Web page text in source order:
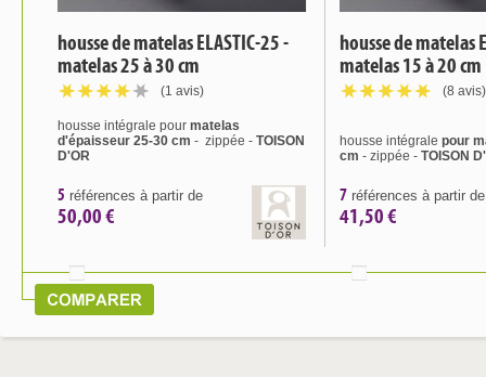
housse de matelas ELASTIC-25 -
matelas 25 à 30 cm
(1 avis)
housse intégrale pour matelas
d'épaisseur 25-30 cm - zippée - TOISON
D'OR
5 références à partir de
50,00 €
housse de matelas
matelas 15 à 20 cm
(8 avis)
housse intégrale pour
cm - zippée - TOISON
7 références à partir de
41,50 €